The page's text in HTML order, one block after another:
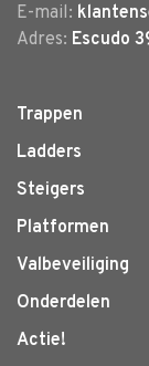
E-mail:
Adres: Escudo
Trappen
Ladders
Steigers
Platformen
Valbeveiliging
Onderdelen
Actie!